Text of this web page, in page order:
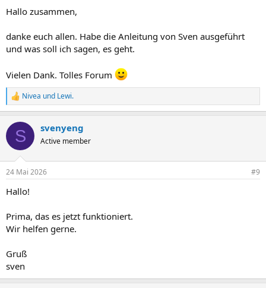
Hallo zusammen,
danke euch allen. Habe die Anleitung von Sven ausgeführt
und was soll ich sagen, es geht.
Vielen Dank. Tolles Forum
R
e
k
i
e
:
Nivea und Lewi.
S svenyeng
Active member
24 Mai 2026 #9
Hallo!
Prima, das es jetzt funktioniert.
Wir helfen gerne.
Gruß
sven